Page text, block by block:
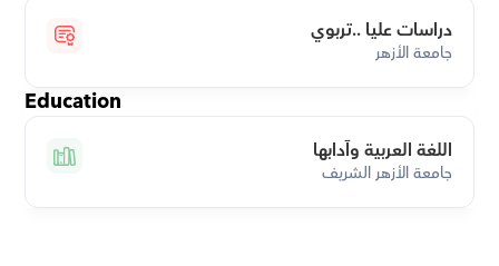
دراسات عليا ..تربوي
جامعة الأزهر
Education
اللغة العربية وآدابها
جامعة الأزهر الشريف